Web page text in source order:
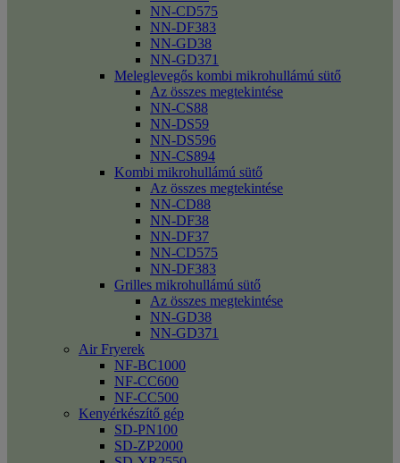
NN-CD575
NN-DF383
NN-GD38
NN-GD371
Meleglevegős kombi mikrohullámú sütő
Az összes megtekintése
NN-CS88
NN-DS59
NN-DS596
NN-CS894
Kombi mikrohullámú sütő
Az összes megtekintése
NN-CD88
NN-DF38
NN-DF37
NN-CD575
NN-DF383
Grilles mikrohullámú sütő
Az összes megtekintése
NN-GD38
NN-GD371
Air Fryerek
NF-BC1000
NF-CC600
NF-CC500
Kenyérkészítő gép
SD-PN100
SD-ZP2000